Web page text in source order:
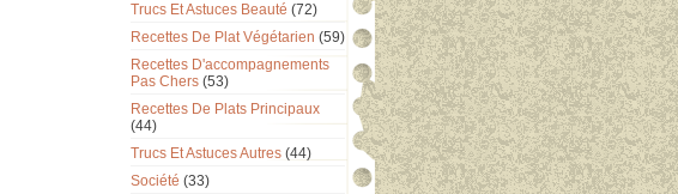
Trucs Et Astuces Beauté (72)
Recettes De Plat Végétarien (59)
Recettes D'accompagnements
Pas Chers (53)
Recettes De Plats Principaux
(44)
Trucs Et Astuces Autres (44)
Société (33)